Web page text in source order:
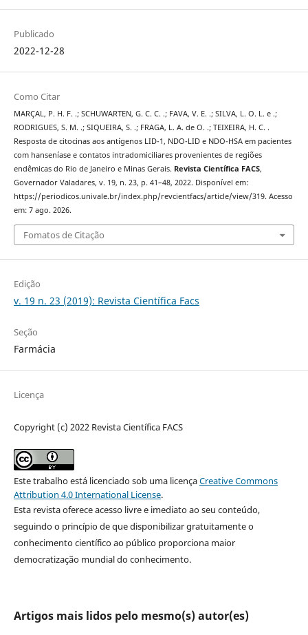
Publicado
2022-12-28
Como Citar
MARÇAL, P. H. F. .; SCHUWARTEN, G. C. C. .; FAVA, V. E. .; SILVA, L. O. L. e .;
RODRIGUES, S. M. .; SIQUEIRA, S. .; FRAGA, L. A. de O. .; TEIXEIRA, H. C. .
Resposta de citocinas aos antígenos LID-1, NDO-LID e NDO-HSA em pacientes
com hanseníase e contatos intradomiciliares provenientes de regiões
endêmicas do Rio de Janeiro e Minas Gerais. Revista Científica FACS,
Governador Valadares, v. 19, n. 23, p. 41–48, 2022. Disponível em:
https://periodicos.univale.br/index.php/revcientfacs/article/view/319. Acesso
em: 7 ago. 2026.
Fomatos de Citação
Edição
v. 19 n. 23 (2019): Revista Científica Facs
Seção
Farmácia
Licença
Copyright (c) 2022 Revista Científica FACS
Este trabalho está licenciado sob uma licençaCreative Commons
Attribution 4.0 International License.
Esta revista oferece acesso livre e imediato ao seu conteúdo,
seguindo o princípio de que disponibilizar gratuitamente o
conhecimento científico ao público proporciona maior
democratização mundial do conhecimento.
Artigos mais lidos pelo mesmo(s) autor(es)